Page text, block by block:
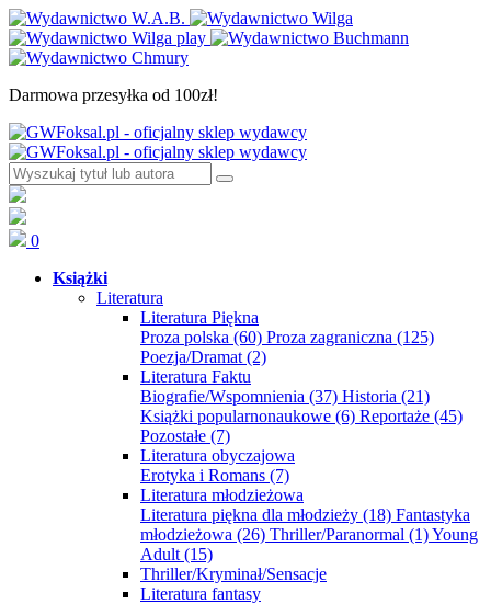
Darmowa przesyłka od 100zł!
0
Książki
Literatura
Literatura Piękna
Proza polska (60) Proza zagraniczna (125)
Poezja/Dramat (2)
Literatura Faktu
Biografie/Wspomnienia (37) Historia (21)
Książki popularnonaukowe (6) Reportaże (45)
Pozostałe (7)
Literatura obyczajowa
Erotyka i Romans (7)
Literatura młodzieżowa
Literatura piękna dla młodzieży (18) Fantastyka
młodzieżowa (26) Thriller/Paranormal (1)Young
Adult (15)
Thriller/Kryminał/Sensacje
Literatura fantasy